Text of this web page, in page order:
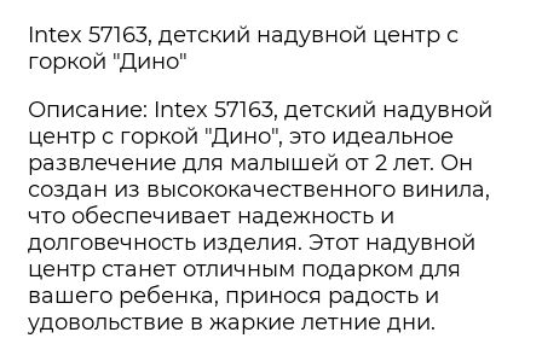
Intex 57163, детский надувной центр с
горкой "Дино"
Описание: Intex 57163, детский надувной
центр с горкой "Дино", это идеальное
развлечение для малышей от 2 лет. Он
создан из высококачественного винила,
что обеспечивает надежность и
долговечность изделия. Этот надувной
центр станет отличным подарком для
вашего ребенка, принося радость и
удовольствие в жаркие летние дни.